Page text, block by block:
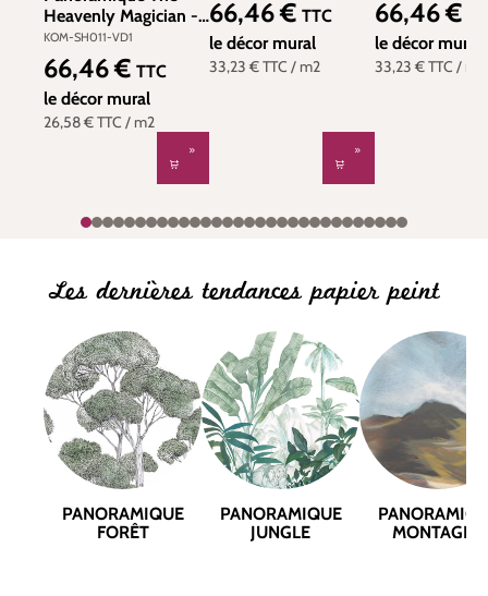
Heavenly Magician -
Papier peint Komar
KOM-SH011-VD1
26,58 €TTC / m2
Prix régulier :
66,46 € TTC
le décor mural
33,23 €TTC / m2
Prix régulier :
66,46 € TTC
le décor mural
33,23 €TTC / m2
Prix régulier :
66,46 €
le décor mural
Les dernières tendances papier peint
PANORAMIQUE
FORÊT
PANORAMIQUE
JUNGLE
MONTAGNE